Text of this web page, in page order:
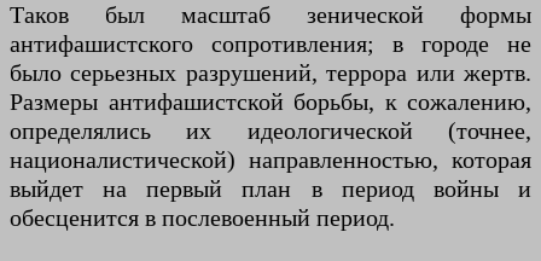
Таков был масштаб зенической формы
антифашистского сопротивления; в городе не
было серьезных разрушений, террора или жертв.
Размеры антифашистской борьбы, к сожалению,
определялись их идеологической (точнее,
националистической) направленностью, которая
выйдет на первый план в период войны и
обесценится в послевоенный период.